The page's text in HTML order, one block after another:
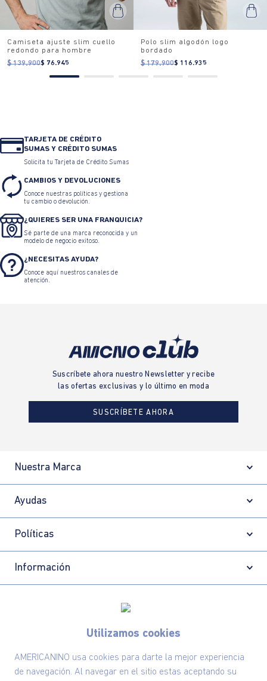
Utilizamos cookies
AMERICANINO usa cookies para darte la mejor experiencia
de navegación. Al navegar en el sitio estas aceptando su
Camiseta ajuste slim cuello
redondo para hombre
$ 139.900$ 76.945
Polo slim algodón logo
bordado
$ 179.900$ 116.935
TARJETA DE CRÉDITO
SUMAS Y CRÉDITO SUMAS
Solicita tu Tarjeta de Crédito Sumas
CAMBIOS Y DEVOLUCIONES
Conoce nuestras políticas y gestiona
tu cambio o devolución.
¿QUIERES SER UNA FRANQUICIA?
Sé parte de una marca reconocida y un
modelo de negocio exitoso.
¿NECESITAS AYUDA?
Conoce aquí nuestros canales de
atención.
Suscríbete ahora nuestro Newsletter y recibe
las ofertas exclusivas y lo último en moda
SUSCRÍBETE AHORA
Nuestra Marca
Ayudas
Políticas
Información